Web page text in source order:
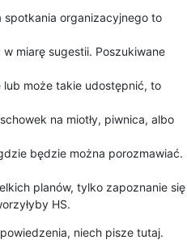
spotkania organizacyjnego to
miarę sugestii. Poszukiwane
lub może takie udostępnić, to
na miotły, piwnica, albo
będzie można porozmawiać.
planów, tylko zapoznanie się
HS.
niech pisze tutaj.